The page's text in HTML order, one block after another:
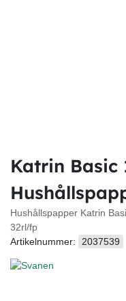
Katrin Basic
Hushållspapper Katrin
32rl/fp
Artikelnummer:
2037539